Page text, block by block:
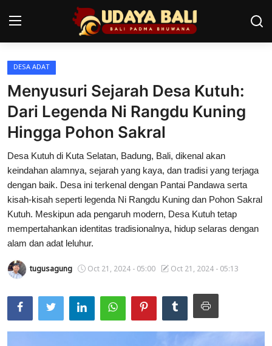
Home
Pura
Desa Adat
Tradisi
Kearifan lokal
Alam Bali
Seni
Kisah
Indonesia
DESA ADAT
Menyusuri Sejarah Desa Kutuh:
Dari Legenda Ni Rangdu Kuning
Hingga Pohon Sakral
Desa Kutuh di Kuta Selatan, Badung, Bali, dikenal akan
keindahan alamnya, sejarah yang kaya, dan tradisi yang terjaga
dengan baik. Desa ini terkenal dengan Pantai Pandawa serta
kisah-kisah seperti legenda Ni Rangdu Kuning dan Pohon Sakral
Kutuh. Meskipun ada pengaruh modern, Desa Kutuh tetap
mempertahankan identitas tradisionalnya, hidup selaras dengan
alam dan adat leluhur.
tugusagung Oct 21, 2024 - 05:00 Oct 21, 2024 - 05:13